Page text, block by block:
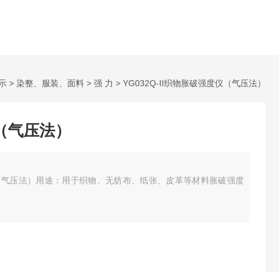
> 染整、服装、面料 > 强 力 > YG032Q-II织物胀破强度仪（气压法）
压法）
压法）
用途：用于织物、无纺布、纸张、皮革等材料胀破强度